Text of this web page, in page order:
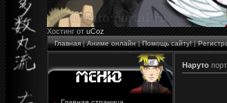
Хостинг от uCoz
Главная|Аниме онлайн|Помощь сайту!|
Наруто